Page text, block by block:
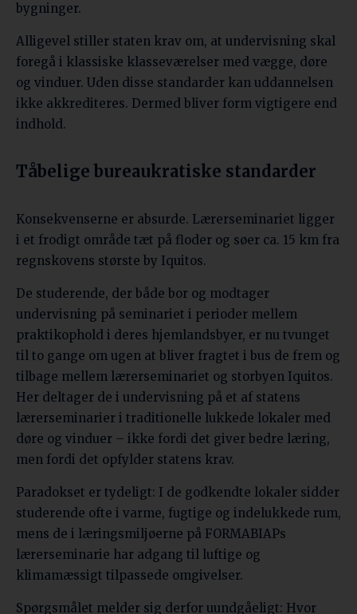
bygninger.
Alligevel stiller staten krav om, at undervisning skal
foregå i klassiske klasseværelser med vægge, døre
og vinduer. Uden disse standarder kan uddannelsen
ikke akkrediteres. Dermed bliver form vigtigere end
indhold.
Tåbelige bureaukratiske standarder
Konsekvenserne er absurde. Lærerseminariet ligger
i et frodigt område tæt på floder og søer ca. 15 km fra
regnskovens største by Iquitos.
De studerende, der både bor og modtager
undervisning på seminariet i perioder mellem
praktikophold i deres hjemlandsbyer, er nu tvunget
til to gange om ugen at bliver fragtet i bus de frem og
tilbage mellem lærerseminariet og storbyen Iquitos.
Her deltager de i undervisning på et af statens
lærerseminarier i traditionelle lukkede lokaler med
døre og vinduer – ikke fordi det giver bedre læring,
men fordi det opfylder statens krav.
Paradokset er tydeligt: I de godkendte lokaler sidder
studerende ofte i varme, fugtige og indelukkede rum,
mens de i læringsmiljøerne på FORMABIAPs
lærerseminarie har adgang til luftige og
klimamæssigt tilpassede omgivelser.
Spørgsmålet melder sig derfor uundgåeligt: Hvor